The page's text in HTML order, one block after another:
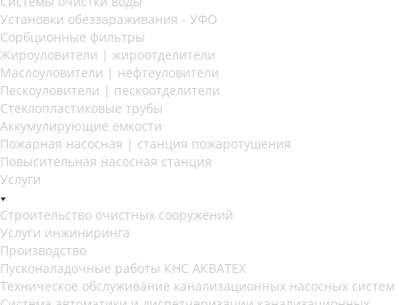
Установки обеззараживания - УФО
Сорбционные фильтры
Жироуловители | жироотделители
Маслоуловители | нефтеуловители
Пескоуловители | пескоотделители
Стеклопластиковые трубы
Аккумулирующие емкости
Пожарная насосная | станция пожаротушения
Повысительная насосная станция
Услуги
Строительство очистных сооружений
Услуги инжиниринга
Производство
Пусконаладочные работы КНС АКВАТЕХ
Техническое обслуживание канализационных насосных систем